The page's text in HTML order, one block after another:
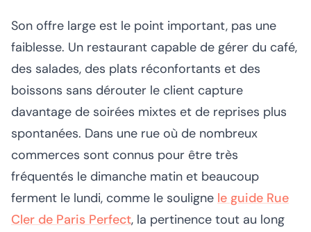
Son offre large est le point important, pas une
faiblesse. Un restaurant capable de gérer du café,
des salades, des plats réconfortants et des
boissons sans dérouter le client capture
davantage de soirées mixtes et de reprises plus
spontanées. Dans une rue où de nombreux
commerces sont connus pour être très
fréquentés le dimanche matin et beaucoup
ferment le lundi, comme le souligne le guide Rue
Cler de Paris Perfect, la pertinence tout au long